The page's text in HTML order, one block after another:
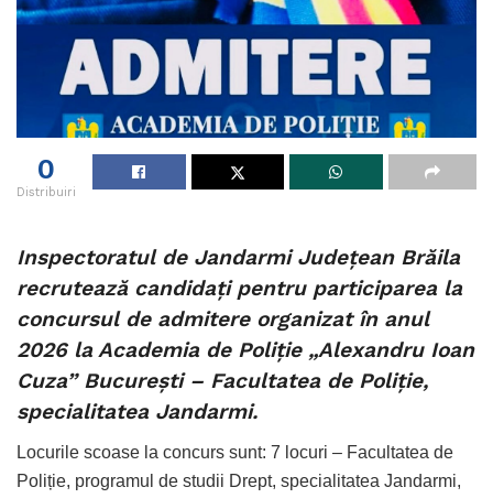
0
Distribuiri
Inspectoratul de Jandarmi Județean Brăila
recrutează candidați pentru participarea la
concursul de admitere organizat în anul
2026 la Academia de Poliție „Alexandru Ioan
Cuza” București – Facultatea de Poliție,
specialitatea Jandarmi.
Locurile scoase la concurs sunt: 7 locuri – Facultatea de
Poliție, programul de studii Drept, specialitatea Jandarmi,